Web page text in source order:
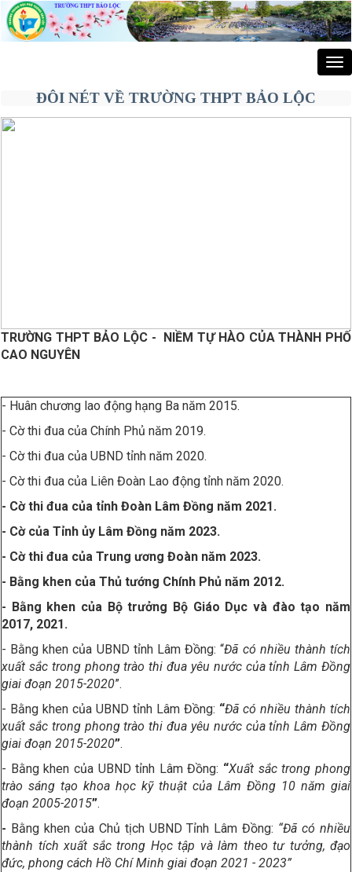
ĐÔI NÉT VỀ TRƯỜNG THPT BẢO LỘC
TRƯỜNG THPT BẢO LỘC -
NIỀM TỰ HÀO CỦA THÀNH PHỐ
CAO NGUYÊN
- Huân chương lao động hạng Ba năm 2015.
- Cờ thi đua của Chính Phủ năm 2019.
- Cờ thi đua của UBND tỉnh năm 2020.
- Cờ thi đua của Liên Đoàn Lao động tỉnh năm 2020.
- Cờ thi đua của tỉnh Đoàn Lâm Đồng năm 2021.
- Cờ của Tỉnh ủy Lâm Đồng năm 2023.
- Cờ thi đua của Trung ương Đoàn năm 2023.
- Bằng khen của Thủ tướng Chính Phủ năm 2012.
- Bằng khen của Bộ trưởng Bộ Giáo Dục và đào tạo năm
2017, 2021.
- Bằng khen của UBND tỉnh Lâm Đồng: “Đã có nhiều thành tích
xuất sắc trong phong trào thi đua yêu nước của tỉnh Lâm Đồng
giai đoạn 2015-2020”.
- Bằng khen của UBND tỉnh Lâm Đồng: “Đã có nhiều thành tích
xuất sắc trong phong trào thi đua yêu nước của tỉnh Lâm Đồng
giai đoạn 2015-2020”.
- Bằng khen của UBND tỉnh Lâm Đồng: “Xuất sắc trong phong
trào sáng tạo khoa học kỹ thuật của Lâm Đồng 10 năm giai
đoạn 2005-2015”.
- Bằng khen của Chủ tịch UBND Tỉnh Lâm Đồng: “Đã có nhiều
thành tích xuất sắc trong Học tập và làm theo tư tưởng, đạo
đức, phong cách Hồ Chí Minh giai đoạn 2021 - 2023”